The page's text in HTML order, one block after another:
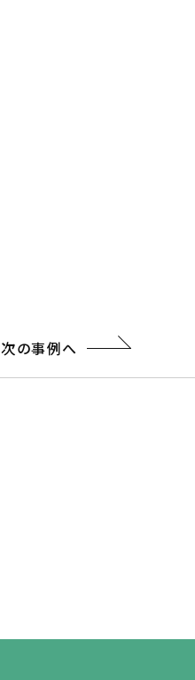
次の事例へ